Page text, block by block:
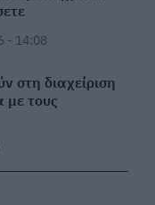
τα σπίτια από
μετά το
- 14:08
στη διαχείριση
τους